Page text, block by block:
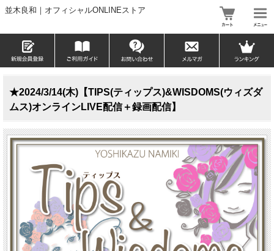
並木良和｜オフィシャルONLINEストア
★2024/3/14(木)【TIPS(ティップス)&WISDOMS(ウィズダ
ムス)オンラインLIVE配信＋録画配信】